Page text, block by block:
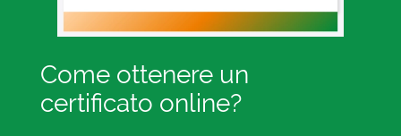
Come ottenere un
certificato online?